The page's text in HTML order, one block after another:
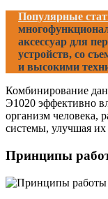
Популярные
аксессуар для
устройств, со
и высокими
Комбинирование
Э1020 эффективно
организм человека,
системы, улучшая их
Принципы